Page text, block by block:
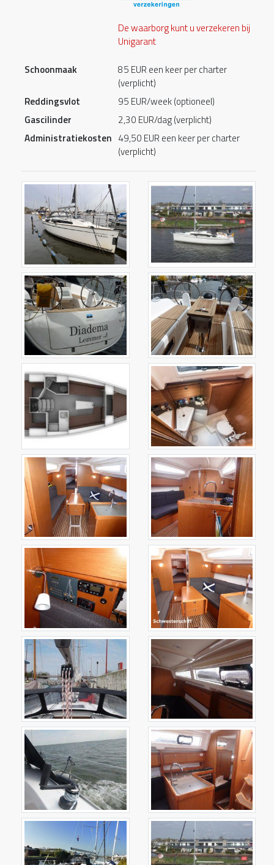
De waarborg kunt u verzekeren bij
Unigarant
Schoonmaak
85 EUR een keer per charter
(verplicht)
Reddingsvlot
95 EUR/week (optioneel)
Gascilinder
2,30 EUR/dag (verplicht)
Administratiekosten 49,50 EUR een keer per charter
(verplicht)